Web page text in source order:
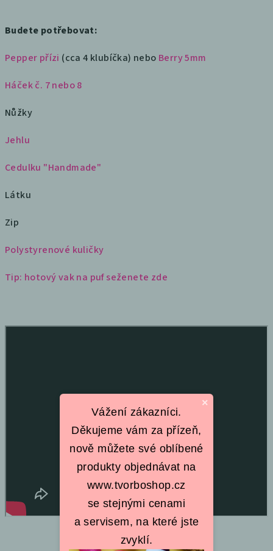
Budete potřebovat:
Pepper přízi (cca 4 klubíčka) nebo Berry 5mm
Háček č. 7 nebo 8
Nůžky
Jehlu
Cedulku "Handmade"
Látku
Zip
Polystyrenové kuličky
Tip: hotový vak na puf seženete zde
×
Vážení zákazníci.
Děkujeme vám za přízeň,
nově můžete své oblíbené
produkty objednávat na
www.tvorboshop.cz
se stejnými cenami
a servisem, na které jste
zvyklí.